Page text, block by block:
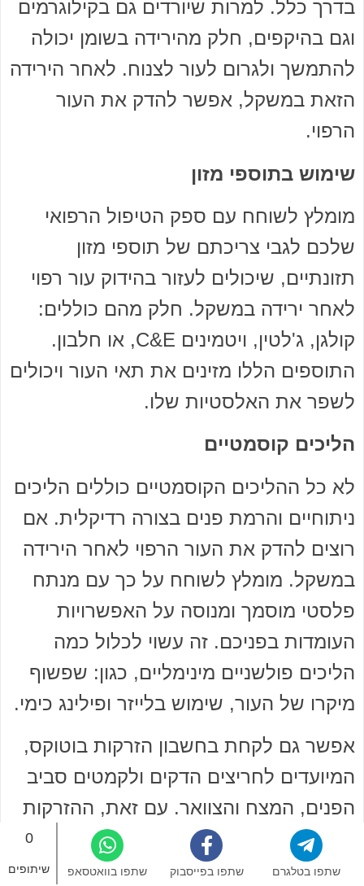
בדרך כלל. למרות שיורדים גם בקילוגרמים
וגם בהיקפים, חלק מהירידה בשומן יכולה
להתמשך ולגרום לעור לצנוח. לאחר הירידה
הזאת במשקל, אפשר להדק את העור
הרפוי.
שימוש בתוספי מזון
מומלץ לשוחח עם ספק הטיפול הרפואי
שלכם לגבי צריכתם של תוספי מזון
תזונתיים, שיכולים לעזור בהידוק עור רפוי
לאחר ירידה במשקל. חלק מהם כוללים:
קולגן, ג'לטין, ויטמינים C&E, או חלבון.
התוספים הללו מזינים את תאי העור ויכולים
לשפר את האלסטיות שלו.
הליכים קוסמטיים
לא כל ההליכים הקוסמטיים כוללים הליכים
ניתוחיים והרמת פנים בצורה רדיקלית. אם
רוצים להדק את העור הרפוי לאחר הירידה
במשקל. מומלץ לשוחח על כך עם מנתח
פלסטי מוסמך ומנוסה על האפשרויות
העומדות בפניכם. זה עשוי לכלול כמה
הליכים פולשניים מינימליים, כגון: שפשוף
מיקרו של העור, שימוש בלייזר ופילינג כימי.
אפשר גם לקחת בחשבון הזרקות בוטוקס,
המיועדים לחריצים הדקים ולקמטים סביב
הפנים, המצח והצוואר. עם זאת, ההזרקות
הללו מציעות תוצאות זמניות, וצריך לחזור
עליהם מדי פעם, אך הם גם לא תמיד
0
שיתופים שתפו בוואטסאפ שתפו בפייסבוק שתפו בטלגרם